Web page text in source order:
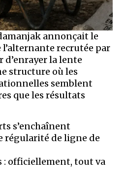
annonçait le
recrutée par
d’enrayer la lente
structure où les
semblent
que les résultats
s’enchaînent
régularité de ligne de
: officiellement, tout va